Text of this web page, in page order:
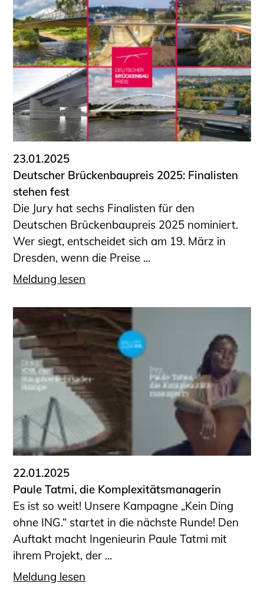
23.01.2025
Deutscher Brückenbaupreis 2025: Finalisten
stehen fest
Die Jury hat sechs Finalisten für den
Deutschen Brückenbaupreis 2025 nominiert.
Wer siegt, entscheidet sich am 19. März in
Dresden, wenn die Preise ...
Meldung lesen
22.01.2025
Paule Tatmi, die Komplexitätsmanagerin
Es ist so weit! Unsere Kampagne „Kein Ding
ohne ING.“ startet in die nächste Runde! Den
Auftakt macht Ingenieurin Paule Tatmi mit
ihrem Projekt, der ...
Meldung lesen